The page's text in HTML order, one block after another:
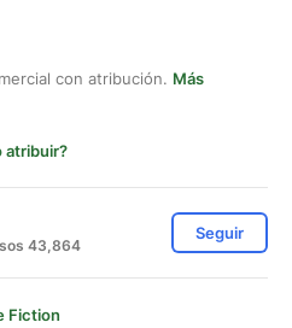
con atribución. Más
atribuir?
43,864
Seguir
Fiction